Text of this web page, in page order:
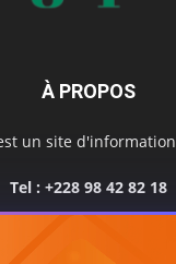
À PROPOS
un site
Tel : +228 98 42 82 18